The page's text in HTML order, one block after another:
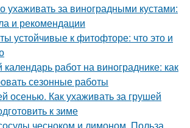
ухаживать за виноградными кустами:
и рекомендации
устойчивые к фитофторе: что это и
работ на винограднике: как
сезонные работы
осенью. Как ухаживать за грушей
к зиме
чесноком и лимоном. Польза